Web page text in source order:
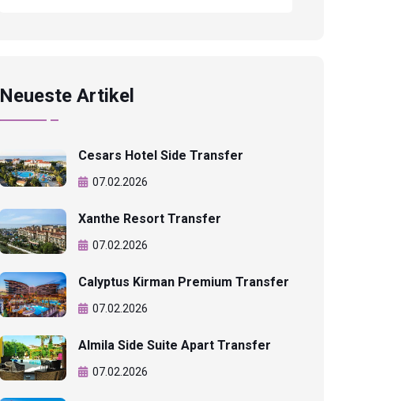
Neueste Artikel
Cesars Hotel Side Transfer
07.02.2026
Xanthe Resort Transfer
07.02.2026
Calyptus Kirman Premium Transfer
07.02.2026
Almila Side Suite Apart Transfer
07.02.2026